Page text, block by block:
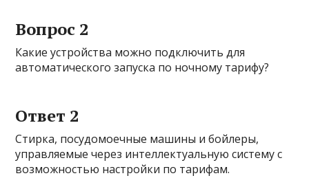
Вопрос 2
Какие устройства можно подключить для
автоматического запуска по ночному тарифу?
Ответ 2
Стирка, посудомоечные машины и бойлеры,
управляемые через интеллектуальную систему с
возможностью настройки по тарифам.